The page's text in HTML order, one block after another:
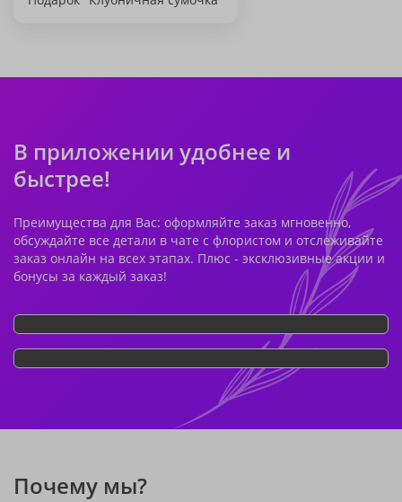
В приложении удобнее и
быстрее!
Преимущества для Вас: оформляйте заказ мгновенно,
обсуждайте все детали в чате с флористом и отслеживайте
заказ онлайн на всех этапах. Плюс - эксклюзивные акции и
бонусы за каждый заказ!
Почему мы?